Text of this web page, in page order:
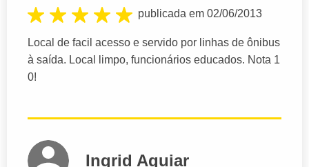
publicada em 02/06/2013
Local de facil acesso e servido por linhas de ônibus
à saída. Local limpo, funcionários educados. Nota 1
0!
Ingrid Aguiar